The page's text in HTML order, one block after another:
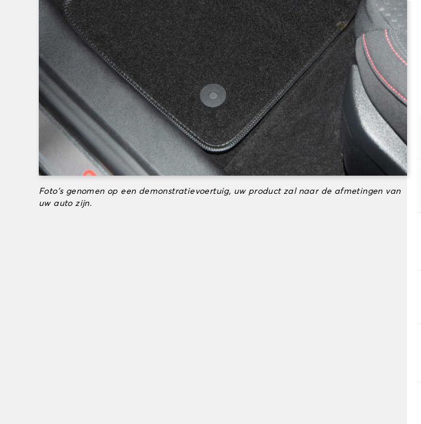
Foto's genomen op een demonstratievoertuig, uw product zal naar de afmetingen van
uw auto zijn.